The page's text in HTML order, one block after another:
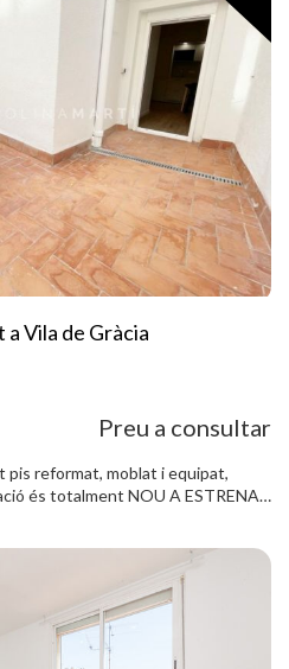
Vila de Gràcia
Preu a consultar
reformat, moblat i equipat,
és totalment NOU A ESTRENAR
Està equipat amb
ventiladors de sostre, persianes
nevera, rentadora,
prop de Plaça de la Virreina,
de metro Joanic. Truqueu i